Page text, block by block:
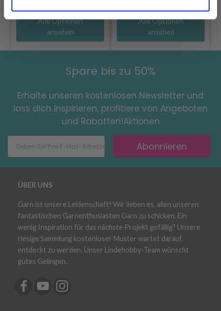
Alle Optionen
ansehen
Alle Optionen
ansehen
Spare bis zu 50%
Erhalte unseren kostenlosen Newsletter und
lass dich inspirieren, profitiere von Angeboten
und Rabatten!Aktionen
Abonnieren
ÜBER UNS
Garn ist unsere Leidenschaft! Wir lieben es, allen unseren
fantastischen Garnenthusiasten Garn zu schicken. Ein
wenig Inspiration für das nächste Projekt gefällig? Unsere
riesige Sammlung kostenloser Muster wartet darauf,
entdeckt zu werden. Unser Lindehobby-Team wünscht
gutes Gelingen.